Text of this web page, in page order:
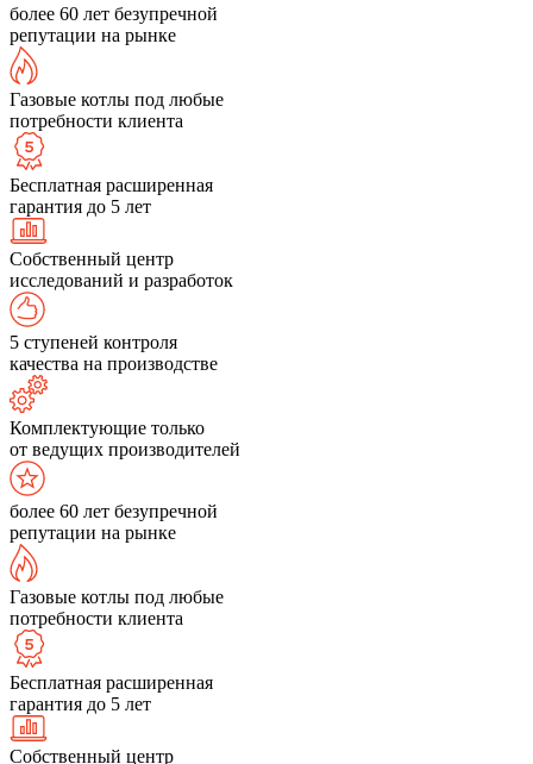
более 60 лет безупречной
репутации на рынке
Газовые котлы под любые
потребности клиента
Бесплатная расширенная
гарантия до 5 лет
Собственный центр
исследований и разработок
5 ступеней контроля
качества на производстве
Комплектующие только
от ведущих производителей
более 60 лет безупречной
репутации на рынке
Газовые котлы под любые
потребности клиента
Бесплатная расширенная
гарантия до 5 лет
Собственный центр